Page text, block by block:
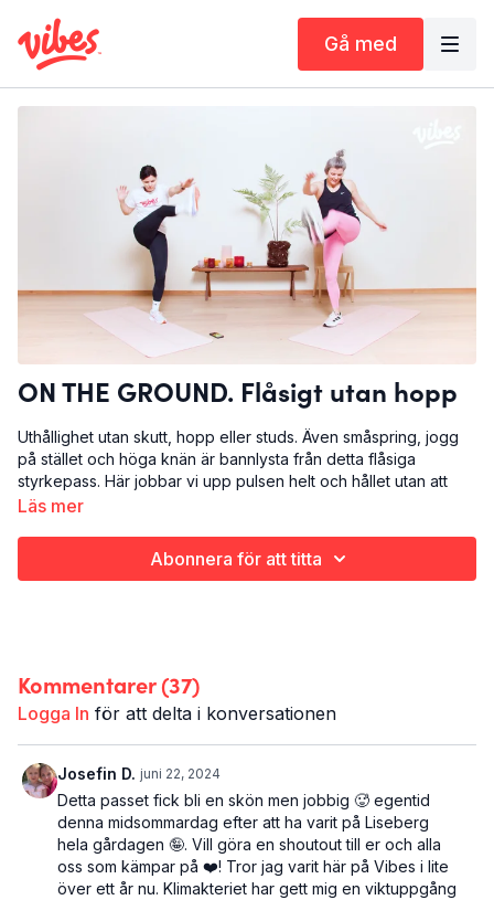
Gå med
ON THE GROUND. Flåsigt utan hopp
Uthållighet utan skutt, hopp eller studs. Även småspring, jogg
på stället och höga knän är bannlysta från detta flåsiga
styrkepass. Här jobbar vi upp pulsen helt och hållet utan att
lyfta från golvet. För det finns ju tillfällen då man gärna håller
Det här är On The Ground:
Det här träningspasset ingår i programmet
som tar dig tillbaka upp i sadeln igen.
Läs mer
Abonnera för att titta
Kommentarer (37)
Logga In för att delta i konversationen
Josefin D. juni 22, 2024
Detta passet fick bli en skön men jobbig 🥵 egentid
denna midsommardag efter att ha varit på Liseberg
hela gårdagen 🤪. Vill göra en shoutout till er och alla
oss som kämpar på ❤️! Tror jag varit här på Vibes i lite
över ett år nu. Klimakteriet har gett mig en viktuppgång